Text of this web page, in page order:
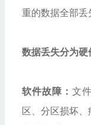
重的数据全部丢
数据丢失分为
软件故障： 文
区、分区损坏、